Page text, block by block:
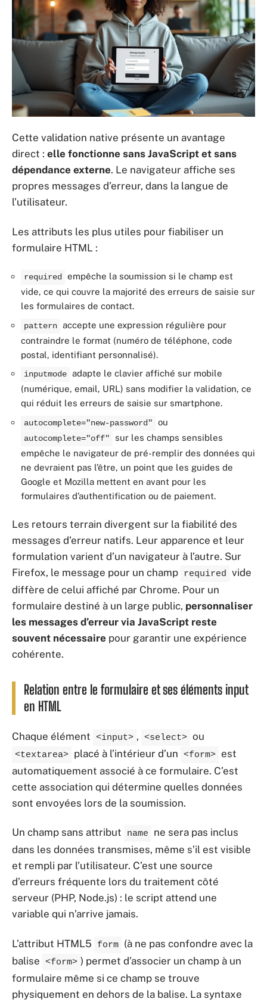
Cette validation native présente un avantage
direct : elle fonctionne sans JavaScript et sans
dépendance externe. Le navigateur affiche ses
propres messages d’erreur, dans la langue de
l’utilisateur.
Les attributs les plus utiles pour fiabiliser un
formulaire HTML :
required empêche la soumission si le champ est
vide, ce qui couvre la majorité des erreurs de saisie sur
les formulaires de contact.
pattern accepte une expression régulière pour
contraindre le format (numéro de téléphone, code
postal, identifiant personnalisé).
inputmode adapte le clavier affiché sur mobile
(numérique, email, URL) sans modifier la validation, ce
qui réduit les erreurs de saisie sur smartphone.
autocomplete="new-password" ou
autocomplete="off"
sur les champs sensibles
empêche le navigateur de pré-remplir des données qui
ne devraient pas l’être, un point que les guides de
Google et Mozilla mettent en avant pour les
formulaires d’authentification ou de paiement.
Les retours terrain divergent sur la fiabilité des
messages d’erreur natifs. Leur apparence et leur
formulation varient d’un navigateur à l’autre. Sur
Firefox, le message pour un champ required vide
diffère de celui affiché par Chrome. Pour un
formulaire destiné à un large public, personnaliser
les messages d’erreur via JavaScript reste
souvent nécessaire pour garantir une expérience
cohérente.
Relation entre le formulaire et ses éléments input
en HTML
Chaque élément <input> , <select> ou
<textarea> placé à l’intérieur d’un <form> est
automatiquement associé à ce formulaire. C’est
cette association qui détermine quelles données
sont envoyées lors de la soumission.
Un champ sans attribut name
ne sera pas inclus
dans les données transmises, même s’il est visible
et rempli par l’utilisateur. C’est une source
d’erreurs fréquente lors du traitement côté
serveur (PHP, Node.js) : le script attend une
variable qui n’arrive jamais.
L’attribut HTML5 form (à ne pas confondre avec la
balise <form> ) permet d’associer un champ à un
formulaire même si ce champ se trouve
physiquement en dehors de la balise. La syntaxe